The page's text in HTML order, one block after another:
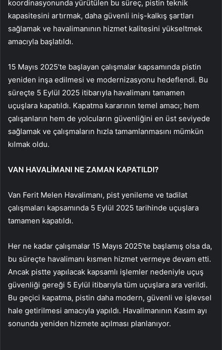
koordinasyonunda yürütülen bu süreç, pistin teknik
kapasitesini artırmak, daha güvenli iniş-kalkış şartları
sağlamak ve havalimanının hizmet kalitesini yükseltmek
amacıyla başlatıldı.
15 Mayıs 2025’te başlayan çalışmalar kapsamında pistin
yeniden inşa edilmesi ve modernizasyonu hedeflendi. Bu
süreçte 5 Eylül 2025 itibarıyla havalimanı tamamen
uçuşlara kapatıldı. Kapatma kararının temel amacı; hem
çalışanların hem de yolcuların güvenliğini en üst seviyede
sağlamak ve çalışmaların hızla tamamlanmasını mümkün
kılmak oldu.
VAN HAVALİMANI NE ZAMAN KAPATILDI?
Van Ferit Melen Havalimanı, pist yenileme ve tadilat
çalışmaları kapsamında 5 Eylül 2025 tarihinde uçuşlara
tamamen kapatıldı.
Her ne kadar çalışmalar 15 Mayıs 2025’te başlamış olsa da,
bu süreçte havalimanı kısmen hizmet vermeye devam etti.
Ancak pistte yapılacak kapsamlı işlemler nedeniyle uçuş
güvenliği gereği 5 Eylül itibarıyla tüm uçuşlara ara verildi.
Bu geçici kapatma, pistin daha modern, güvenli ve işlevsel
hale getirilmesi amacıyla yapıldı. Havalimanının Kasım ayı
sonunda yeniden hizmete açılması planlanıyor.